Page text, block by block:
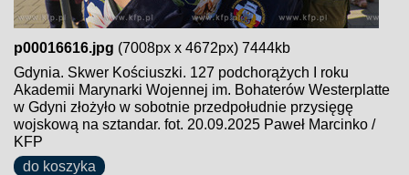
p00016616.jpg (7008px x 4672px) 7444kb
Gdynia. Skwer Kościuszki. 127 podchorążych I roku
Akademii Marynarki Wojennej im. Bohaterów Westerplatte
w Gdyni złożyło w sobotnie przedpołudnie przysięgę
wojskową na sztandar. fot. 20.09.2025 Paweł Marcinko /
KFP
do koszyka